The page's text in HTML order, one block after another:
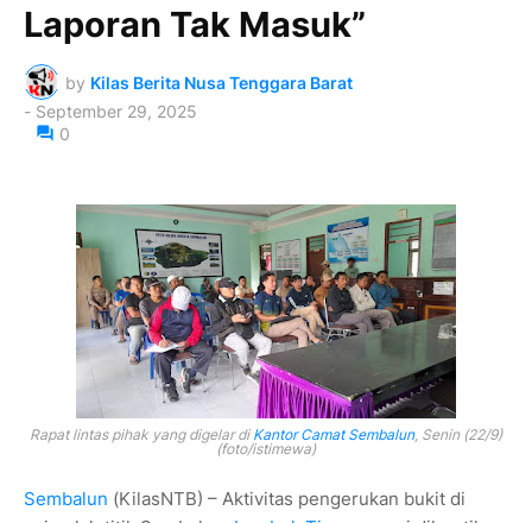
Laporan Tak Masuk”
by Kilas Berita Nusa Tenggara Barat
- September 29, 2025
0
Rapat lintas pihak yang digelar di Kantor Camat Sembalun, Senin (22/9)
(foto/istimewa)
Sembalun (KilasNTB) – Aktivitas pengerukan bukit di